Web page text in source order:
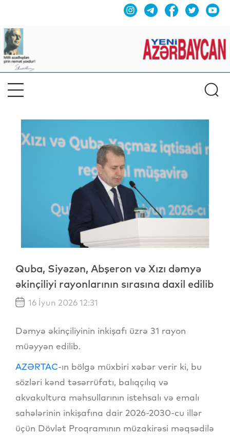
Quba, Siyəzən, Abşeron və Xızı dəmyə
əkinçiliyi rayonlarının sırasına daxil edilib
16 İyun 2026 12:31
Dəmyə əkinçiliyinin inkişafı üzrə 31 rayon
müəyyən edilib.
AZƏRTAC-ın bölgə müxbiri xəbər verir ki, bu
sözləri kənd təsərrüfatı, balıqçılıq və
akvakultura məhsullarının istehsalı və emalı
sahələrinin inkişafına dair 2026-2030-cu illər
üçün Dövlət Proqramının müzakirəsi məqsədilə